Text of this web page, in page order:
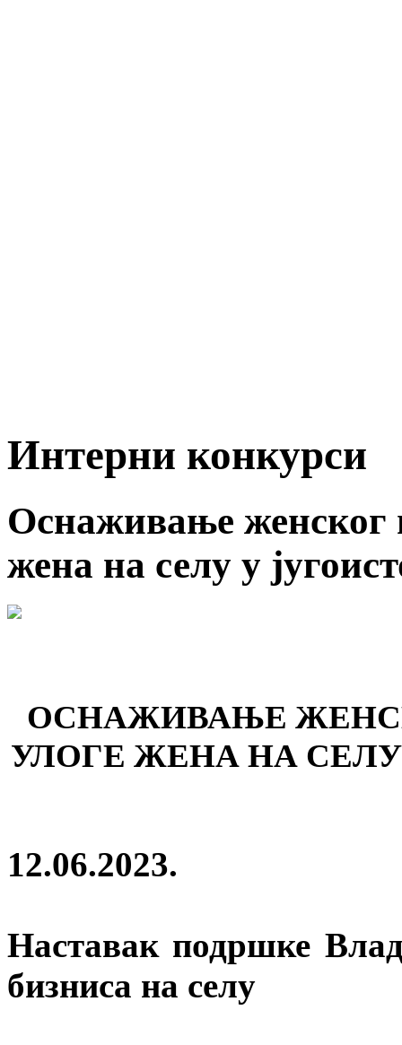
Интерни конкурси
Оснаживање женског
жена на селу у
ОСНАЖИВАЊЕ
УЛОГЕ ЖЕНА НА
12.06.2023.
Наставак подршке
бизниса на селу